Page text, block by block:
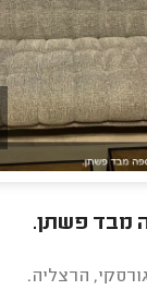
מבד פשתן.
הרצליה.